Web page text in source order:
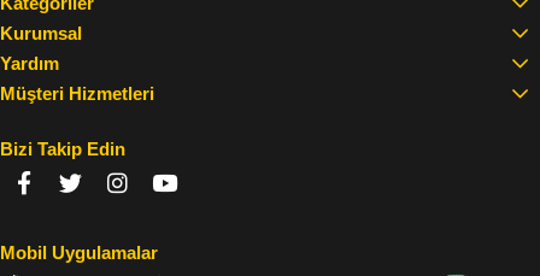
Kurumsal
Yardım
Müşteri Hizmetleri
Bizi Takip Edin
Mobil Uygulamalar